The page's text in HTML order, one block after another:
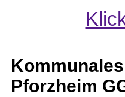
Pforzheim